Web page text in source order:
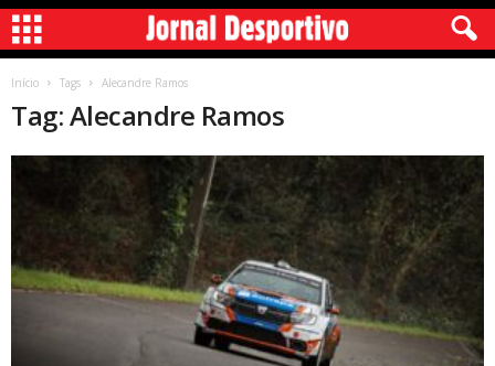
Início Tags Alecandre Ramos
Tag: Alecandre Ramos